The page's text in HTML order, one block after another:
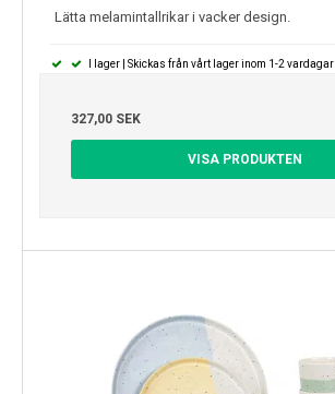
Lätta melamintallrikar i vacker design.
I lager | Skickas från vårt lager inom 1-2 vardagar
327,00 SEK
VISA PRODUKTEN